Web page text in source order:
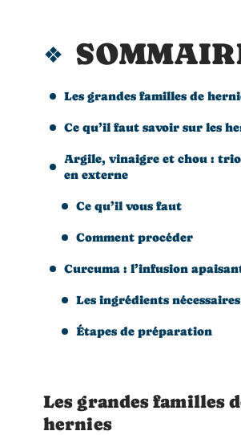
Les grandes familles de
Ce qu’il faut savoir sur les
Argile, vinaigre et chou :
en externe
Ce qu’il vous faut
Comment procéder
Curcuma : l’infusion
Les ingrédients nécessaires
Étapes de préparation
Les grandes familles
hernies